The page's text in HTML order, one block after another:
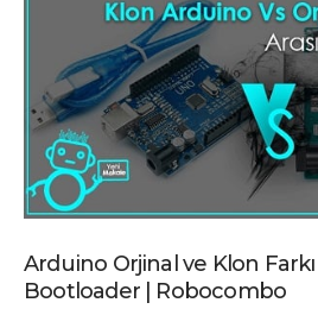
Arduino Orjinal ve Klon
Bootloader | Robocombo